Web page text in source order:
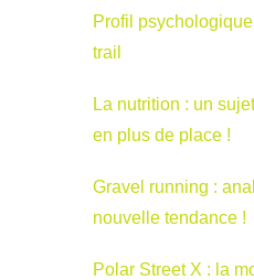
Profil
trail
La nutrition : un
en plus de place !
Gravel running :
nouvelle tendance !
Polar Street X : la